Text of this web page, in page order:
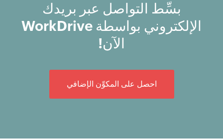
بسِّط التواصل عبر بريدك
الإلكتروني بواسطة WorkDrive
الآن!
احصل على المكوِّن الإضافي